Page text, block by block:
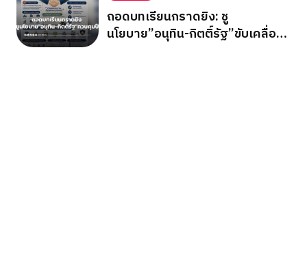
ถอดบทเรียนกราดยิง: ชู
นโยบาย”อนุทิน-กิตติ์รัฐ”ขับเคลื่อน